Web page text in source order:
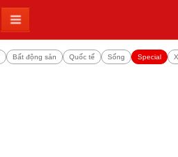
Bất động sản Quốc tế Sống Special